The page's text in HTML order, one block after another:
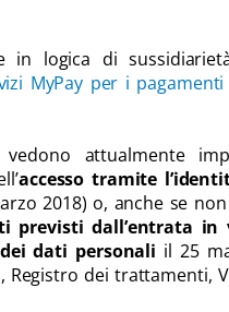
logica di
MyPay per i
attualmente
accesso tramite
2018) o, anche se
previsti dall’entrata in
dati personali il 25
dei trattamenti,